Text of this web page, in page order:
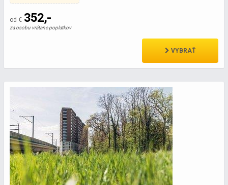
od € 352,-
za osobu vrátane poplatkov
VYBRAŤ